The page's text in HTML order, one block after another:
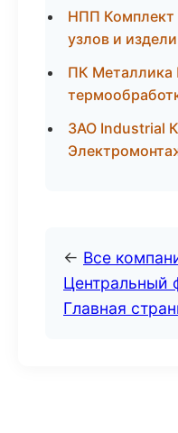
НПП Комплект
узлов и
ПК Металлика
ЗАО Industrial
← Все
Центральный
Главная